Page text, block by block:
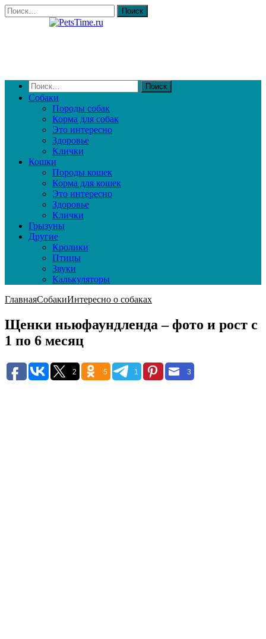
Собаки
Породы собак
Корма для собак
Это интересно
Здоровье
Клички
Кошки
Породы кошек
Корма для кошек
Это интересно
Здоровье
Клички
Грызуны
Другие
Кролики
Птицы
Звуки
Калькуляторы
ГлавнаяСобакиИнтересно о собаках
Щенки ньюфаундленда – фото и рост с
1 по 6 месяц
2 5 1 3